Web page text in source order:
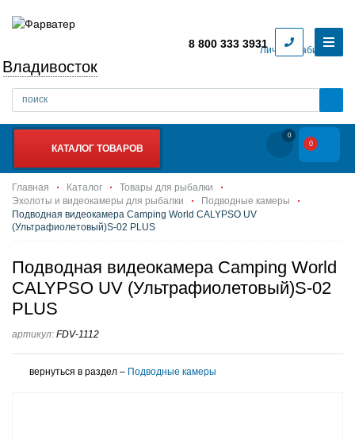
Личный кабинет
Владивосток
8 800 333 3931
КАТАЛОГ ТОВАРОВ
0
0
Главная Каталог
Товары для рыбалки
Эхолоты и видеокамеры для рыбалки
Подводные камеры
Подводная видеокамера Camping World CALYPSO UV
(Ультрафиолетовый)S-02 PLUS
Подводная видеокамера Camping World
CALYPSO UV (Ультрафиолетовый)S-02
PLUS
артикул: FDV-1112
вернуться в раздел – Подводные камеры